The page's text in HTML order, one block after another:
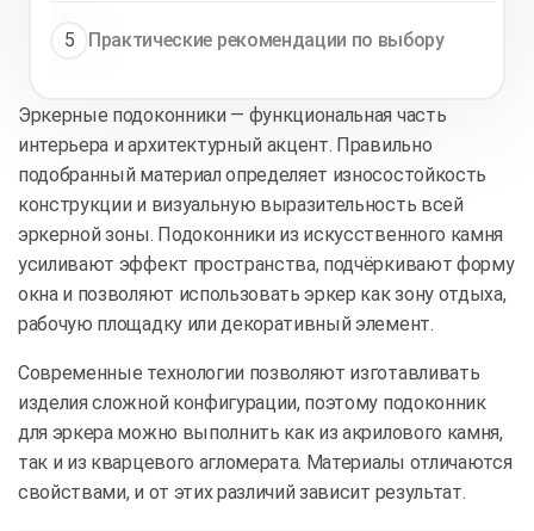
5 Практические рекомендации по выбору
Эркерные подоконники — функциональная часть
интерьера и архитектурный акцент. Правильно
подобранный материал определяет износостойкость
конструкции и визуальную выразительность всей
эркерной зоны. Подоконники из искусственного камня
усиливают эффект пространства, подчёркивают форму
окна и позволяют использовать эркер как зону отдыха,
рабочую площадку или декоративный элемент.
Современные технологии позволяют изготавливать
изделия сложной конфигурации, поэтому подоконник
для эркера можно выполнить как из акрилового камня,
так и из кварцевого агломерата. Материалы отличаются
свойствами, и от этих различий зависит результат.